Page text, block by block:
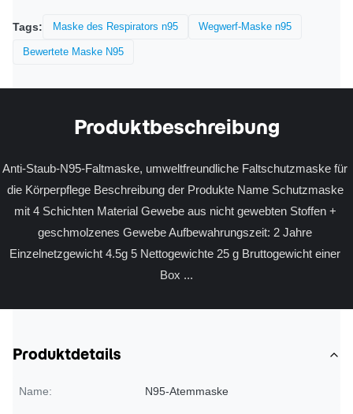
Tags: Maske des Respirators n95 Wegwerf-Maske n95
Bewertete Maske N95
Produktbeschreibung
Anti-Staub-N95-Faltmaske, umweltfreundliche Faltschutzmaske für
die Körperpflege Beschreibung der Produkte Name Schutzmaske
mit 4 Schichten Material Gewebe aus nicht gewebten Stoffen +
geschmolzenes Gewebe Aufbewahrungszeit: 2 Jahre
Einzelnetzgewicht 4.5g 5 Nettogewichte 25 g Bruttogewicht einer
Box ...
Produktdetails
Name: N95-Atemmaske